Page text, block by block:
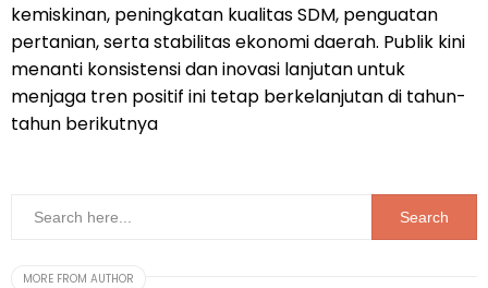
kemiskinan, peningkatan kualitas SDM, penguatan
pertanian, serta stabilitas ekonomi daerah. Publik kini
menanti konsistensi dan inovasi lanjutan untuk
menjaga tren positif ini tetap berkelanjutan di tahun-
tahun berikutnya
MORE FROM AUTHOR